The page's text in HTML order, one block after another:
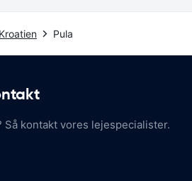
Kroatien Pula
kontakt vores lejespecialister.